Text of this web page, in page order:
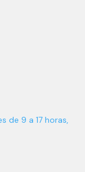
de 9 a 17 horas,